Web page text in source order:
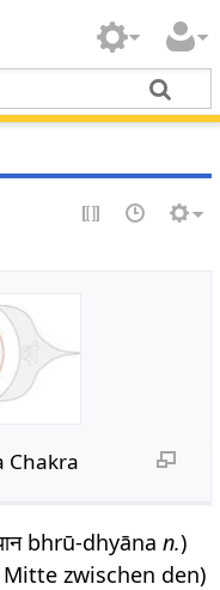
Chakra
bhrū-dhyānan.)
zwischen den)